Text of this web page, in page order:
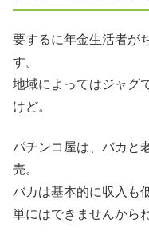
要するに年金生活者が
す。
地域によってはジャグ
けど。
パチンコ屋は、バカと
売。
バカは基本的に収入も
単にはできませんからね